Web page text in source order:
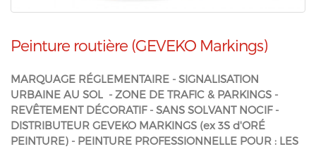
Peinture routière (GEVEKO Markings)
MARQUAGE RÉGLEMENTAIRE - SIGNALISATION
URBAINE AU SOL - ZONE DE TRAFIC & PARKINGS -
REVÊTEMENT DÉCORATIF - SANS SOLVANT NOCIF -
DISTRIBUTEUR GEVEKO MARKINGS (ex 3S d'ORÉ
PEINTURE) - PEINTURE PROFESSIONNELLE POUR : LES